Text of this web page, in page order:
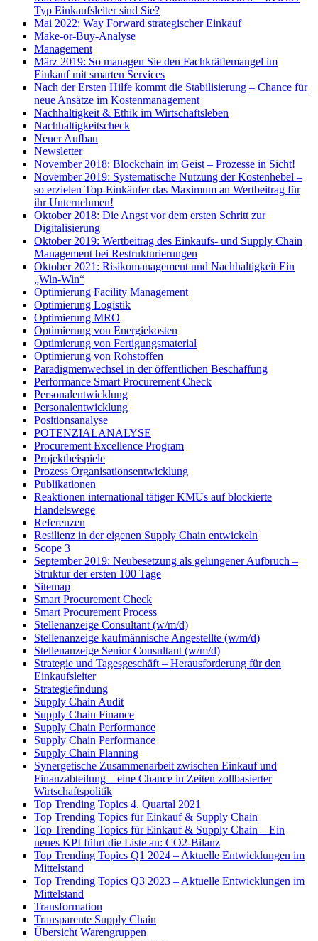
Typ Einkaufsleiter sind Sie?
Mai 2022: Way Forward strategischer Einkauf
Make-or-Buy-Analyse
Management
März 2019: So managen Sie den Fachkräftemangel im
Einkauf mit smarten Services
Nach der Ersten Hilfe kommt die Stabilisierung – Chance für
neue Ansätze im Kostenmanagement
Nachhaltigkeit & Ethik im Wirtschaftsleben
Nachhaltigkeitscheck
Neuer Aufbau
Newsletter
November 2018: Blockchain im Geist – Prozesse in Sicht!
November 2019: Systematische Nutzung der Kostenhebel –
so erzielen Top-Einkäufer das Maximum an Wertbeitrag für
ihr Unternehmen!
Oktober 2018: Die Angst vor dem ersten Schritt zur
Digitalisierung
Oktober 2019: Wertbeitrag des Einkaufs- und Supply Chain
Management bei Restrukturierungen
Oktober 2021: Risikomanagement und Nachhaltigkeit Ein
„Win-Win“
Optimierung Facility Management
Optimierung Logistik
Optimierung MRO
Optimierung von Energiekosten
Optimierung von Fertigungsmaterial
Optimierung von Rohstoffen
Paradigmenwechsel in der öffentlichen Beschaffung
Performance Smart Procurement Check
Personalentwicklung
Personalentwicklung
Positionsanalyse
POTENZIALANALYSE
Procurement Excellence Program
Projektbeispiele
Prozess Organisationsentwicklung
Publikationen
Reaktionen international tätiger KMUs auf blockierte
Handelswege
Referenzen
Resilienz in der eigenen Supply Chain entwickeln
Scope 3
September 2019: Neubesetzung als gelungener Aufbruch –
Struktur der ersten 100 Tage
Sitemap
Smart Procurement Check
Smart Procurement Process
Stellenanzeige Consultant (w/m/d)
Stellenanzeige kaufmännische Angestellte (w/m/d)
Stellenanzeige Senior Consultant (w/m/d)
Strategie und Tagesgeschäft – Herausforderung für den
Einkaufsleiter
Strategiefindung
Supply Chain Audit
Supply Chain Finance
Supply Chain Performance
Supply Chain Performance
Supply Chain Planning
Synergetische Zusammenarbeit zwischen Einkauf und
Finanzabteilung – eine Chance in Zeiten zollbasierter
Wirtschaftspolitik
Top Trending Topics 4. Quartal 2021
Top Trending Topics für Einkauf & Supply Chain
Top Trending Topics für Einkauf & Supply Chain – Ein
neues KPI führt die Liste an: CO2-Bilanz
Top Trending Topics Q1 2024 – Aktuelle Entwicklungen im
Mittelstand
Top Trending Topics Q3 2023 – Aktuelle Entwicklungen im
Mittelstand
Transformation
Transparente Supply Chain
Übersicht Warengruppen